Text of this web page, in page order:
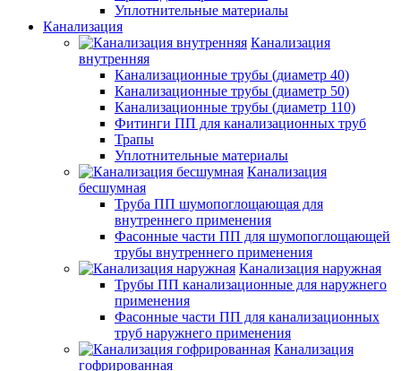
Уплотнительные материалы
Канализация
Канализация
внутренняя
Канализационные трубы (диаметр 40)
Канализационные трубы (диаметр 50)
Канализационные трубы (диаметр 110)
Фитинги ПП для канализационных труб
Трапы
Уплотнительные материалы
Канализация
бесшумная
Труба ПП шумопоглощающая для
внутреннего применения
Фасонные части ПП для шумопоглощающей
трубы внутреннего применения
Канализация наружная
Трубы ПП канализационные для наружнего
применения
Фасонные части ПП для канализационных
труб наружнего применения
Канализация
гофрированная